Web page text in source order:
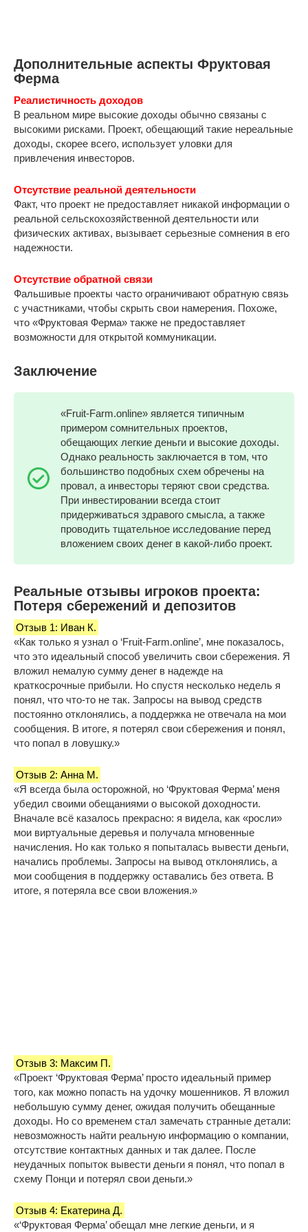
Дополнительные аспекты Фруктовая
Ферма
Реалистичность доходов
В реальном мире высокие доходы обычно связаны с
высокими рисками. Проект, обещающий такие нереальные
доходы, скорее всего, использует уловки для
привлечения инвесторов.
Отсутствие реальной деятельности
Факт, что проект не предоставляет никакой информации о
реальной сельскохозяйственной деятельности или
физических активах, вызывает серьезные сомнения в его
надежности.
Отсутствие обратной связи
Фальшивые проекты часто ограничивают обратную связь
с участниками, чтобы скрыть свои намерения. Похоже,
что «Фруктовая Ферма» также не предоставляет
возможности для открытой коммуникации.
Заключение
«Fruit-Farm.online» является типичным
примером сомнительных проектов,
обещающих легкие деньги и высокие доходы.
Однако реальность заключается в том, что
большинство подобных схем обречены на
провал, а инвесторы теряют свои средства.
При инвестировании всегда стоит
придерживаться здравого смысла, а также
проводить тщательное исследование перед
вложением своих денег в какой-либо проект.
Реальные отзывы игроков проекта:
Потеря сбережений и депозитов
Отзыв 1: Иван К.
«Как только я узнал о ‘Fruit-Farm.online’, мне показалось,
что это идеальный способ увеличить свои сбережения. Я
вложил немалую сумму денег в надежде на
краткосрочные прибыли. Но спустя несколько недель я
понял, что что-то не так. Запросы на вывод средств
постоянно отклонялись, а поддержка не отвечала на мои
сообщения. В итоге, я потерял свои сбережения и понял,
что попал в ловушку.»
Отзыв 2: Анна М.
«Я всегда была осторожной, но ‘Фруктовая Ферма’ меня
убедил своими обещаниями о высокой доходности.
Вначале всё казалось прекрасно: я видела, как «росли»
мои виртуальные деревья и получала мгновенные
начисления. Но как только я попыталась вывести деньги,
начались проблемы. Запросы на вывод отклонялись, а
мои сообщения в поддержку оставались без ответа. В
итоге, я потеряла все свои вложения.»
Отзыв 3: Максим П.
«Проект ‘Фруктовая Ферма’ просто идеальный пример
того, как можно попасть на удочку мошенников. Я вложил
небольшую сумму денег, ожидая получить обещанные
доходы. Но со временем стал замечать странные детали:
невозможность найти реальную информацию о компании,
отсутствие контактных данных и так далее. После
неудачных попыток вывести деньги я понял, что попал в
схему Понци и потерял свои деньги.»
Отзыв 4: Екатерина Д.
«‘Фруктовая Ферма’ обещал мне легкие деньги, и я